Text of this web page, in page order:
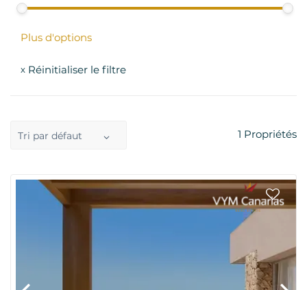
Plus d'options
x Réinitialiser le filtre
Tri par défaut 1 Propriétés